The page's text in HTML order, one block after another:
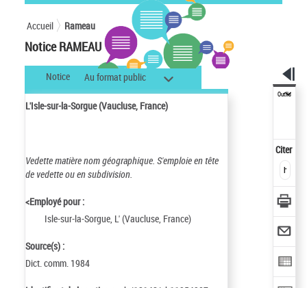
Accueil Rameau
Notice RAMEAU
Notice Au format public
L'Isle-sur-la-Sorgue (Vaucluse, France)
Vedette matière nom géographique. S'emploie en tête
de vedette ou en subdivision.
<Employé pour :
Isle-sur-la-Sorgue, L' (Vaucluse, France)
Source(s) :
Dict. comm. 1984
Outils
Citer